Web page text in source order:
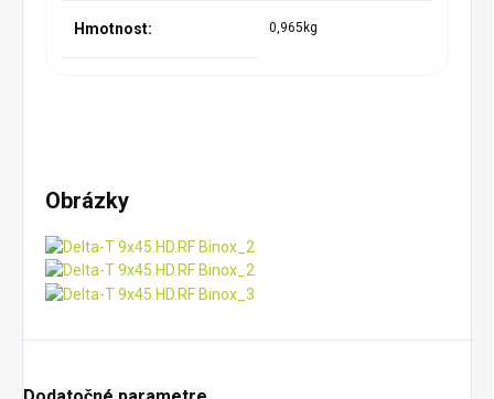
Hmotnost: 0,965kg
Obrázky